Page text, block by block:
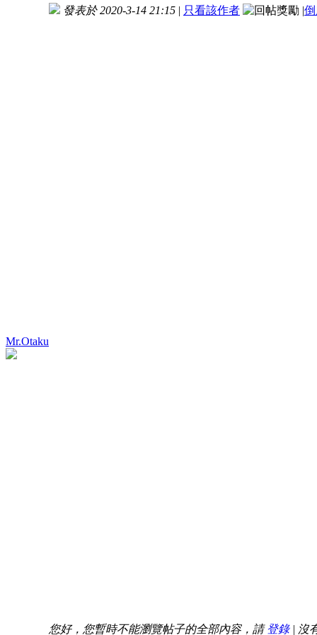
Mr.Otaku
發表於 2020-3-14 21:15 | 只看該作者 |
您好，您暫時不能瀏覽帖子的全部內容，請登錄| 沒